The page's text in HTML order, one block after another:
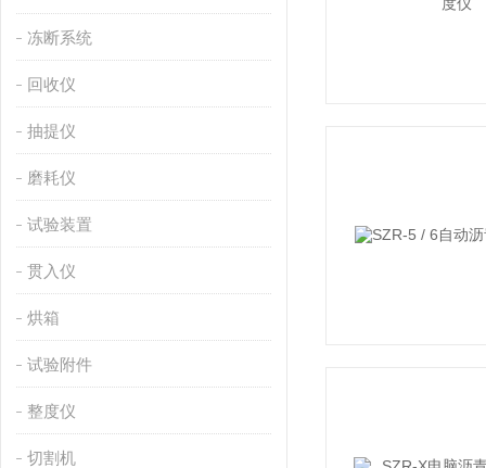
冻断系统
回收仪
抽提仪
磨耗仪
试验装置
贯入仪
烘箱
试验附件
整度仪
切割机